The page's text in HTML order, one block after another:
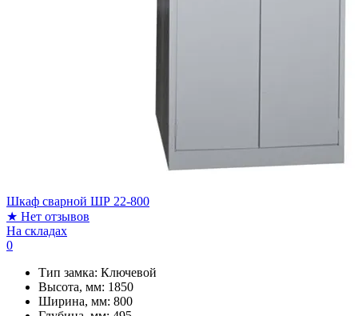
Шкаф сварной ШР 22-800
★ Нет отзывов
На складах
0
Тип замка: Ключевой
Высота, мм: 1850
Ширина, мм: 800